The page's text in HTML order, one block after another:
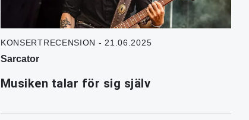
KONSERTRECENSION - 21.06.2025
Sarcator
Musiken talar för sig själv